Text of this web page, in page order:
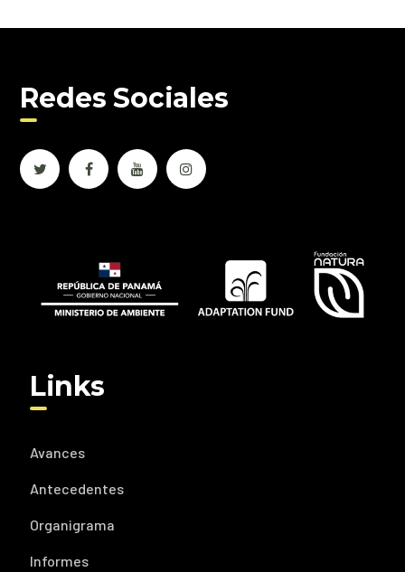
Redes Sociales
Links
Avances
Antecedentes
Organigrama
Informes